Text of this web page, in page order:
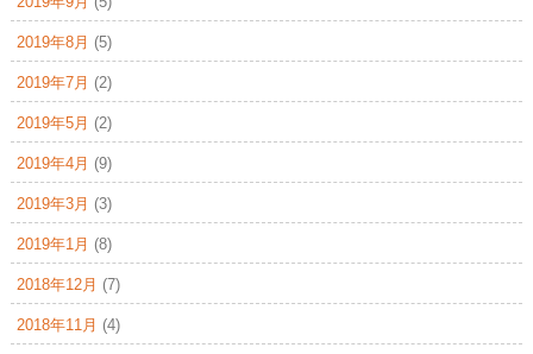
2019年8月 (5)
2019年7月 (2)
2019年5月 (2)
2019年4月 (9)
2019年3月 (3)
2019年1月 (8)
2018年12月 (7)
2018年11月 (4)